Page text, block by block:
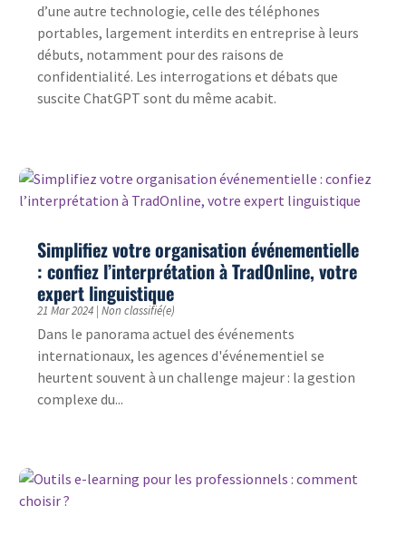
d’une autre technologie, celle des téléphones
portables, largement interdits en entreprise à leurs
débuts, notamment pour des raisons de
confidentialité. Les interrogations et débats que
suscite ChatGPT sont du même acabit.
Simplifiez votre organisation événementielle
: confiez l’interprétation à TradOnline, votre
expert linguistique
21 Mar 2024 |Non classifié(e)
Dans le panorama actuel des événements
internationaux, les agences d'événementiel se
heurtent souvent à un challenge majeur : la gestion
complexe du...